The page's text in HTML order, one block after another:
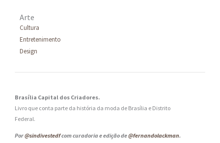
Arte
Cultura
Entretenimento
Design
Brasília Capital dos Criadores.
Livro que conta parte da história da moda de Brasília e Distrito
Federal.
Por@sindivestedfcom curadoria e edição de@fernandolackman.